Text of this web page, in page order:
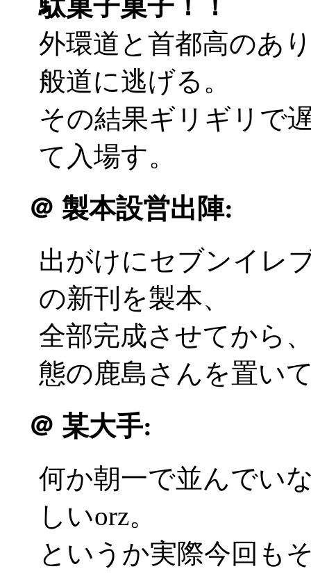
外環道と首都高のあ
般道に逃げる。
その結果ギリギリで
て入場す。
＠ 製本設営出陣:
出がけにセブンイレ
の新刊を製本、
全部完成させてから
態の鹿島さんを置い
＠ 某大手:
何か朝一で並んでい
しいorz。
というか実際今回も